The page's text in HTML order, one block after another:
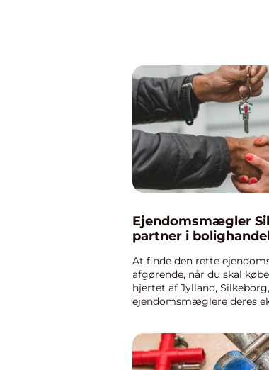
Ejendomsmægler
partner i
At finde den rette
afgørende, når du skal
hjertet af Jylland,
ejendomsmæglere deres